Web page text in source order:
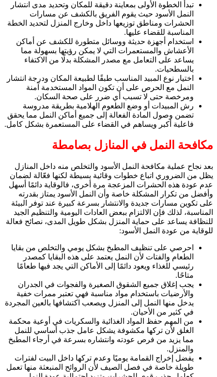
تبدأ الخطوة الأولى بمعاينة دقيقة للمكان وتحديد مدى انتشار
النمل الأسود حيث يقوم الفريق بالكشف عن مسارات
الحشرات ومناطق توزيعها داخل وخارج المنزل لتحديد الخطة
المناسبة للقضاء عليها.
استخدام أجهزة حديثة ووسائل متطورة للكشف عن أماكن
الأعشاش والمستعمرات التي لا يمكن رؤيتها بسهولة مما
يساعد على التعامل مع مصدر المشكلة بدلًا من الاكتفاء
بالسطحيات.
اختيار نوع المبيد المناسب طبقًا لطبيعة المكان ودرجة انتشار
النمل مع الحرص على أن تكون المواد المستخدمة آمنة
ومرخصة حتى لا تسبب أي ضرر على صحة السكان.
رش المبيدات أو وضع الطعوم الهلامية بطريقة مدروسة
تضمن وصول المادة الفعالة إلى جميع أماكن النمل مما يحقق
فاعلية أكبر ويساهم في القضاء على المستعمرة بشكل كامل.
مكافحة النمل في المنازل بصامطة
بعد نجاح عملية مكافحة النمل الأسود والتخلص منه داخل المنازل
يظل من الضروري اتباع خطوات وقائية بسيطة لكنها فعّالة لضمان
عدم عودة هذه الحشرات المزعجة مرة أخرى، فالوقاية دائمًا أسهل
وأفضل من تكرار المشكلة خاصة وأن النمل الأسود يمتاز بقدرته
على تكوين مسارات جديدة والانتشار بسرعة كبيرة عند توفر البيئة
المناسبة، لذلك فإن الالتزام ببعض العادات اليومية والتنظيم الجيد
للنظافة يساعد على حماية المنزل بشكل طويل المدى، نصائح فعالة
للوقاية من عودة النمل الأسود:
احرصي على تنظيف المطبخ بشكل يومي والتخلص من بقايا
الطعام والفتات لأن النمل يعتمد على هذه البقايا كمصدر
رئيسي للغذاء ويعود دائمًا إلى الأماكن التي يجد فيها طعامًا
متاحًا.
يجب إغلاق جميع الشقوق الصغيرة والفجوات في الجدران
والأرضيات باستخدام مواد مناسبة فهي تعتبر ممرات خفية
يدخل منها النمل إلى المنزل ويصعب اكتشافها بالعين المجردة
في كثير من الأحيان.
من المهم حفظ المواد الغذائية والسكريات في أوعية محكمة
الغلق لأن تركها مكشوفة يشكل عامل جذب أساسي للنمل
مما يزيد من فرص عودته وانتشاره بسرعة في أرجاء المطبخ
والمنزل.
يفضل إخراج القمامة يوميًا وعدم تركها داخل البيت لفترات
طويلة خاصة في فصل الصيف لأن الروائح المنبعثة منها تعمل